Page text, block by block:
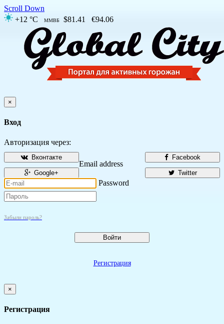
Scroll Down
+12 °C
ММВБ $81.41 €94.06
×
Вход
Авторизация через:
Facebook
Вконтакте
Twitter
Google+
Email address
Password
Забыли пароль?
Войти
Регистрация
×
Регистрация